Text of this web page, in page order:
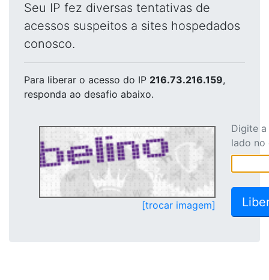
Seu IP fez diversas tentativas de
acessos suspeitos a sites hospedados
conosco.
Para liberar o acesso do IP 216.73.216.159,
responda ao desafio abaixo.
[trocar imagem]
Digite
lado no